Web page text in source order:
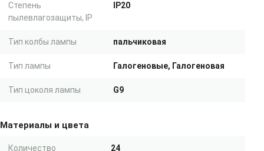
Степень
пылевлагозащиты, IP
IP20
Тип колбы лампы пальчиковая
Тип лампы Галогеновые, Галогеновая
Тип цоколя лампы G9
Материалы и цвета
Количество 24